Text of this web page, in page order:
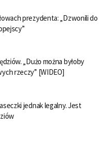
prezydenta: „Dzwonili do
„Dużo można byłoby
rzeczy” [WIDEO]
jednak legalny. Jest